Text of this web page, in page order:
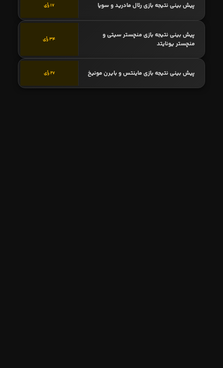
پیش بینی نتیجه بازی رئال مادرید و سویا 17 رأی
پیش بینی نتیجه بازی منچستر سیتی و
منچستر یونایتد
34 رأی
پیش بینی نتیجه بازی ماینتس و بایرن مونیخ 27 رأی